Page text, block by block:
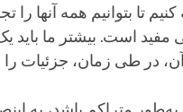
تا بتوانیم همه آنها را
است. بیشتر ما باید
در طی زمان، جزئیات را